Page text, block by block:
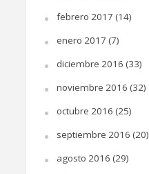
febrero 2017 (14)
enero 2017 (7)
diciembre 2016 (33)
noviembre 2016 (32)
octubre 2016 (25)
septiembre 2016 (20)
agosto 2016 (29)